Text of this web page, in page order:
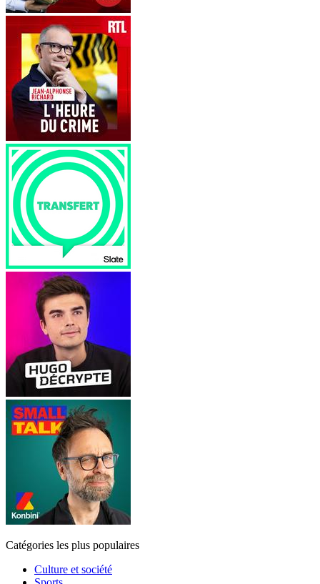
Catégories les plus populaires
Culture et société